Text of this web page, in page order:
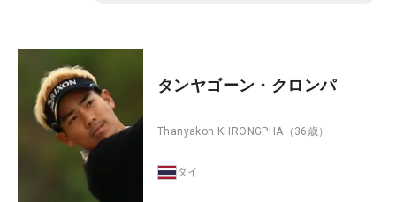
タンヤゴーン・クロンパ
Thanyakon KHRONGPHA （36歳）
タイ